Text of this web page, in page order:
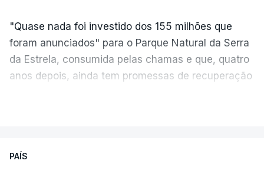
"Quase nada foi investido dos 155 milhões que
foram anunciados" para o Parque Natural da Serra
da Estrela, consumida pelas chamas e que, quatro
anos depois, ainda tem promessas de recuperação
PAÍS